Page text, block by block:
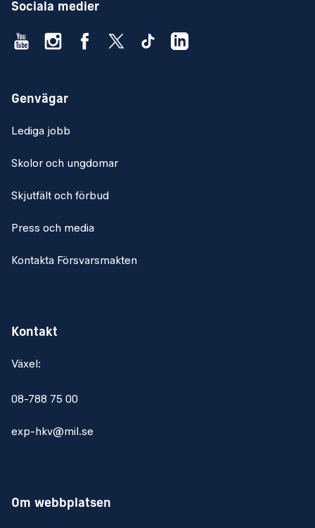
Sociala medier
Genvägar
Lediga jobb
Skolor och ungdomar
Skjutfält och förbud
Press och media
Kontakta Försvarsmakten
Kontakt
Växel:
08-788 75 00
exp-hkv@mil.se
Om webbplatsen